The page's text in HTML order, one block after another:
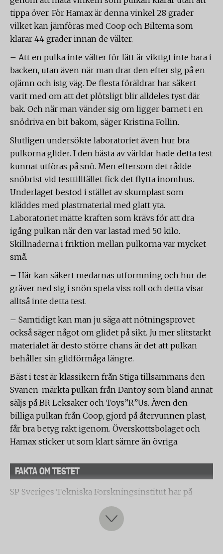
tippa över. För Hamax är denna vinkel 28 grader
vilket kan jämföras med Coop och Biltema som
klarar 44 grader innan de välter.
– Att en pulka inte välter för lätt är viktigt inte bara i
backen, utan även när man drar den efter sig på en
ojämn och isig väg. De flesta föräldrar har säkert
varit med om att det plötsligt blir alldeles tyst där
bak. Och när man vänder sig om ligger barnet i en
snödriva en bit bakom, säger Kristina Follin.
Slutligen undersökte laboratoriet även hur bra
pulkorna glider. I den bästa av världar hade detta test
kunnat utföras på snö. Men eftersom det rådde
snöbrist vid testtillfället fick det flytta inomhus.
Underlaget bestod i stället av skumplast som
kläddes med plastmaterial med glatt yta.
Laboratoriet mätte kraften som krävs för att dra
igång pulkan när den var lastad med 50 kilo.
Skillnaderna i friktion mellan pulkorna var mycket
små.
– Här kan säkert medarnas utformning och hur de
gräver ned sig i snön spela viss roll och detta visar
alltså inte detta test.
– Samtidigt kan man ju säga att nötningsprovet
också säger något om glidet på sikt. Ju mer slitstarkt
materialet är desto större chans är det att pulkan
behåller sin glidförmåga längre.
Bäst i test är klassikern från Stiga tillsammans den
Svanen-märkta pulkan från Dantoy som bland annat
säljs på BR Leksaker och Toys”R”Us. Även den
billiga pulkan från Coop, gjord på återvunnen plast,
får bra betyg rakt igenom. Överskottsbolaget och
Hamax sticker ut som klart sämre än övriga.
FAKTA OM TESTET
SP Sveriges Tekniska Forskningsinstitut har på
Testfaktas uppdrag testat hållbarhet, stabilitet och
glidförmåga på åtta olika pulkor.